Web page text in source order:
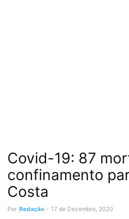
Covid-19: 87
confinamento
Costa
Por Redação - 17 de Dezembro, 2020